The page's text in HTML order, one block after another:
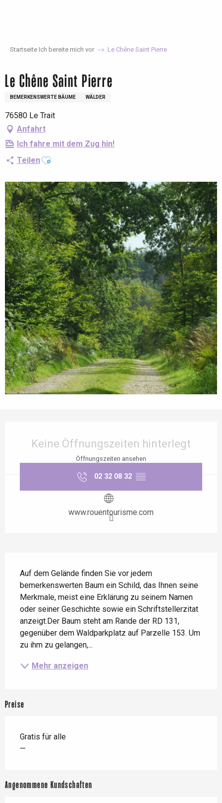
Startseite Ich bereite mich vor Le Chêne Saint Pierre
Le Chêne Saint Pierre
BEMERKENSWERTE BÄUME WÄLDER
76580 Le Trait
Anfahrt
Ich fahre mit dem Zug hin!
TeilenAjouter aux favoris
Keine Öffnungszeiten hinterlegt
Öffnungszeiten ansehen
02 32 08 32 ▒▒
www.rouentourisme.com
Auf dem Gelände finden Sie vor jedem
bemerkenswerten Baum ein Schild, das Ihnen seine
Merkmale, meist eine Erklärung zu seinem Namen
oder seiner Geschichte sowie ein Schriftstellerzitat
anzeigt.Der Baum steht am Rande der RD 131,
gegenüber dem Waldparkplatz auf Parzelle 153. Um
zu ihm zu gelangen,...
Mehr anzeigen
Preise
Gratis für alle
—
Angenommene Kundschaften